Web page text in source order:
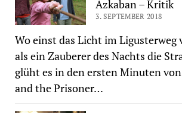
Azkaban – Kritik
3. SEPTEMBER 2018
Wo einst das Licht im Ligusterweg
als ein Zauberer des Nachts die
glüht es in den ersten Minuten
and the Prisoner…